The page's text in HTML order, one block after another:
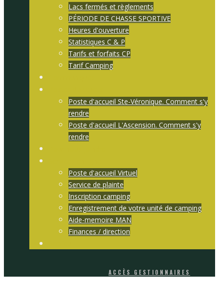
Lacs fermés et règlements
PÉRIODE DE CHASSE SPORTIVE
Heures d'ouverture
Statistiques C & P
Tarifs et forfaits CP
Tarif Camping
Poste d'accueil Ste-Véronique. Comment s'y
rendre
Poste d'accueil L'Ascension. Comment s'y
rendre
Poste d'accueil Virtuel
Service de plainte
Inscription camping
Enregistrement de votre unité de camping
Aide-memoire MAN
Finances / direction
ACCÈS GESTIONNAIRES